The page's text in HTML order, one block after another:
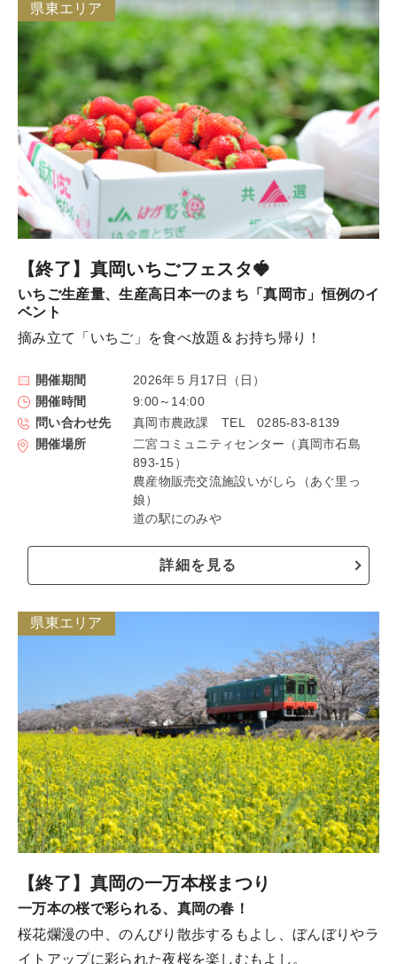
【終了】真岡いちごフェスタ🍓
県東エリア
いちご生産量、生産高日本一のまち「真岡市」恒例のイ
ベント
摘み立て「いちご」を食べ放題＆お持ち帰り！
開催期間
2026年５月17日（日）
開催時間
9:00～14:00
問い合わせ先
真岡市農政課 TEL 0285-83-8139
開催場所
二宮コミュニティセンター（真岡市石島
893-15）
農産物販売交流施設いがしら（あぐ里っ
娘）
道の駅にのみや
詳細を見る
【終了】真岡の一万本桜まつり
県東エリア
一万本の桜で彩られる、真岡の春！
桜花爛漫の中、のんびり散歩するもよし、ぼんぼりやラ
イトアップに彩られた夜桜を楽しむもよし。